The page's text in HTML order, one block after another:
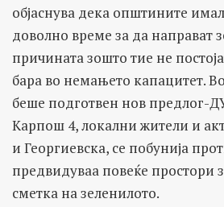
објаснува дека општините
доволно време за да направат
причината зошто тие не
бара во немањето капацитет.
беше подготвен нов предлог-
Карпош 4, локални жители и
и Георгиевска, се побунија
предвидуваа повеќе простори
сметка на зеленилото.